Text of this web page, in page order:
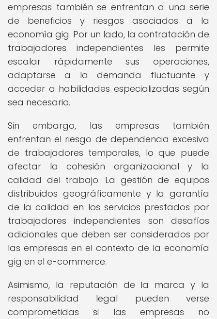
empresas también se enfrentan a una serie
de beneficios y riesgos asociados a la
economía gig. Por un lado, la contratación de
trabajadores independientes les permite
escalar rápidamente sus operaciones,
adaptarse a la demanda fluctuante y
acceder a habilidades especializadas según
sea necesario.
Sin embargo, las empresas también
enfrentan el riesgo de dependencia excesiva
de trabajadores temporales, lo que puede
afectar la cohesión organizacional y la
calidad del trabajo. La gestión de equipos
distribuidos geográficamente y la garantía
de la calidad en los servicios prestados por
trabajadores independientes son desafíos
adicionales que deben ser considerados por
las empresas en el contexto de la economía
gig en el e-commerce.
Asimismo, la reputación de la marca y la
responsabilidad legal pueden verse
comprometidas si las empresas no